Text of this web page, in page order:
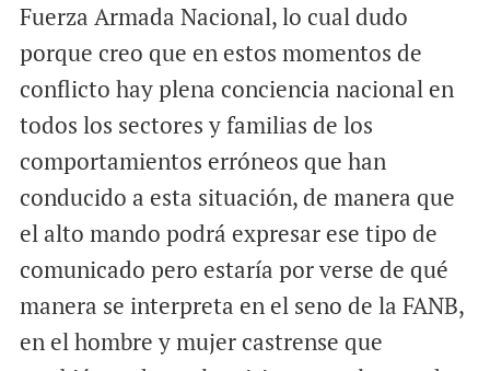
Fuerza Armada Nacional, lo cual dudo
porque creo que en estos momentos de
conflicto hay plena conciencia nacional en
todos los sectores y familias de los
comportamientos erróneos que han
conducido a esta situación, de manera que
el alto mando podrá expresar ese tipo de
comunicado pero estaría por verse de qué
manera se interpreta en el seno de la FANB,
en el hombre y mujer castrense que